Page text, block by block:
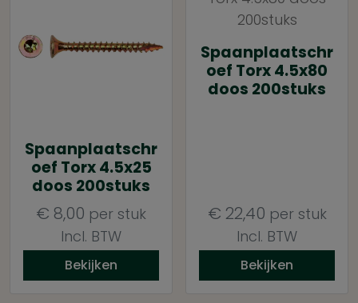
Spaanplaatschr
oef Torx 4.5x25
doos 200stuks
€ 8,00 per stuk
Incl. BTW
Bekijken
Spaanplaatschr
oef Torx 4.5x80
doos 200stuks
€ 22,40 per stuk
Incl. BTW
Bekijken